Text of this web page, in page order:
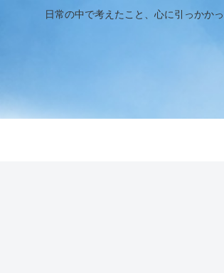
日常の中で考えたこと、心に引っかか